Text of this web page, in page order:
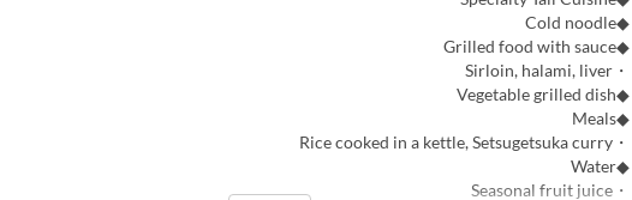
◆Cold noodle
◆Grilled food with sauce
・Sirloin, halami, liver
◆Vegetable grilled dish
◆Meals
・Rice cooked in a kettle, Setsugetsuka curry
◆Water
・Seasonal fruit juice